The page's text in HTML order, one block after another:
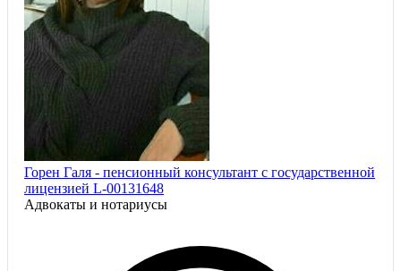
Горен Галя - пенсионный консультант с государственной
лицензией L-00131648
Адвокаты и нoтариусы